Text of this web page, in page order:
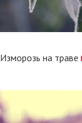
Изморозь на траве